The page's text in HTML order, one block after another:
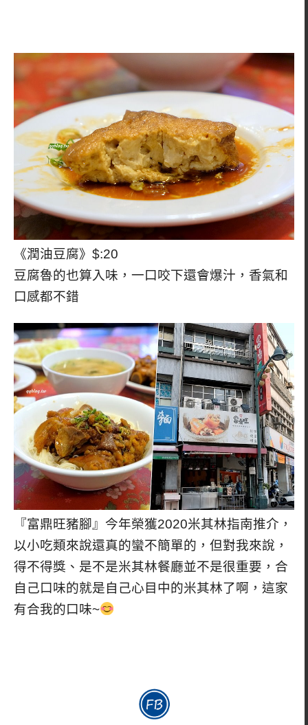
《潤油豆腐》$:20
豆腐魯的也算入味，一口咬下還會爆汁，香氣和
口感都不錯
『富鼎旺豬腳』今年榮獲2020米其林指南推介，
以小吃類來說還真的蠻不簡單的，但對我來說，
得不得獎、是不是米其林餐廳並不是很重要，合
自己口味的就是自己心目中的米其林了啊，這家
有合我的口味~